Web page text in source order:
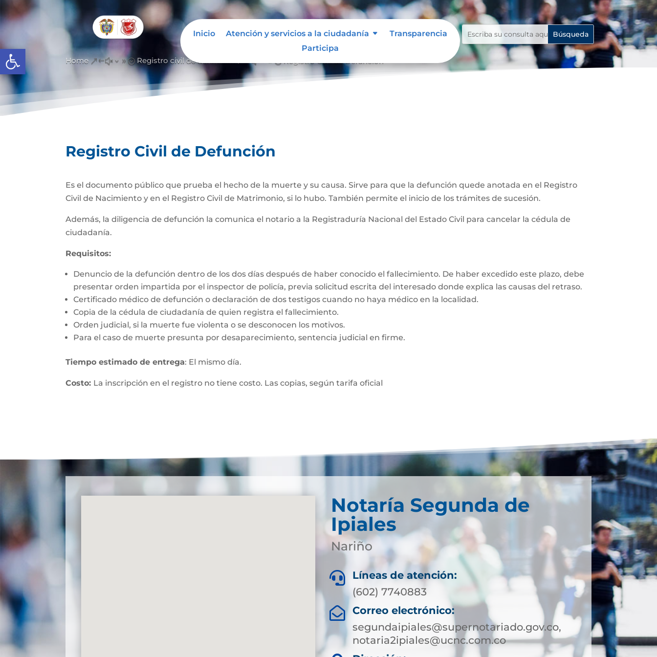
Abrir barra de herramientas
Inicio Atención y servicios a la ciudadanía
Transparencia
Participa
Home &#x39; Registro civil de defunción
Registro Civil de Defunción
Es el documento público que prueba el hecho de la muerte y su causa. Sirve para que la defunción quede anotada en el Registro
Civil de Nacimiento y en el Registro Civil de Matrimonio, si lo hubo. También permite el inicio de los trámites de sucesión.
Además, la diligencia de defunción la comunica el notario a la Registraduría Nacional del Estado Civil para cancelar la cédula de
ciudadanía.
Requisitos:
Denuncio de la defunción dentro de los dos días después de haber conocido el fallecimiento. De haber excedido este plazo, debe
presentar orden impartida por el inspector de policía, previa solicitud escrita del interesado donde explica las causas del retraso.
Certificado médico de defunción o declaración de dos testigos cuando no haya médico en la localidad.
Copia de la cédula de ciudadanía de quien registra el fallecimiento.
Orden judicial, si la muerte fue violenta o se desconocen los motivos.
Para el caso de muerte presunta por desaparecimiento, sentencia judicial en firme.
Tiempo estimado de entrega: El mismo día.
Costo: La inscripción en el registro no tiene costo. Las copias, según tarifa oficial
Notaría Segunda de
Ipiales
Nariño

Líneas de atención:
(602) 7740883

Correo electrónico:
segundaipiales@supernotariado.gov.co,
notaria2ipiales@ucnc.com.co